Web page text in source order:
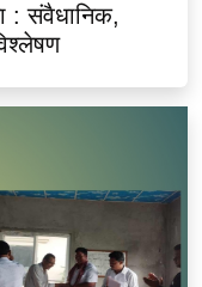
: संवैधानिक,